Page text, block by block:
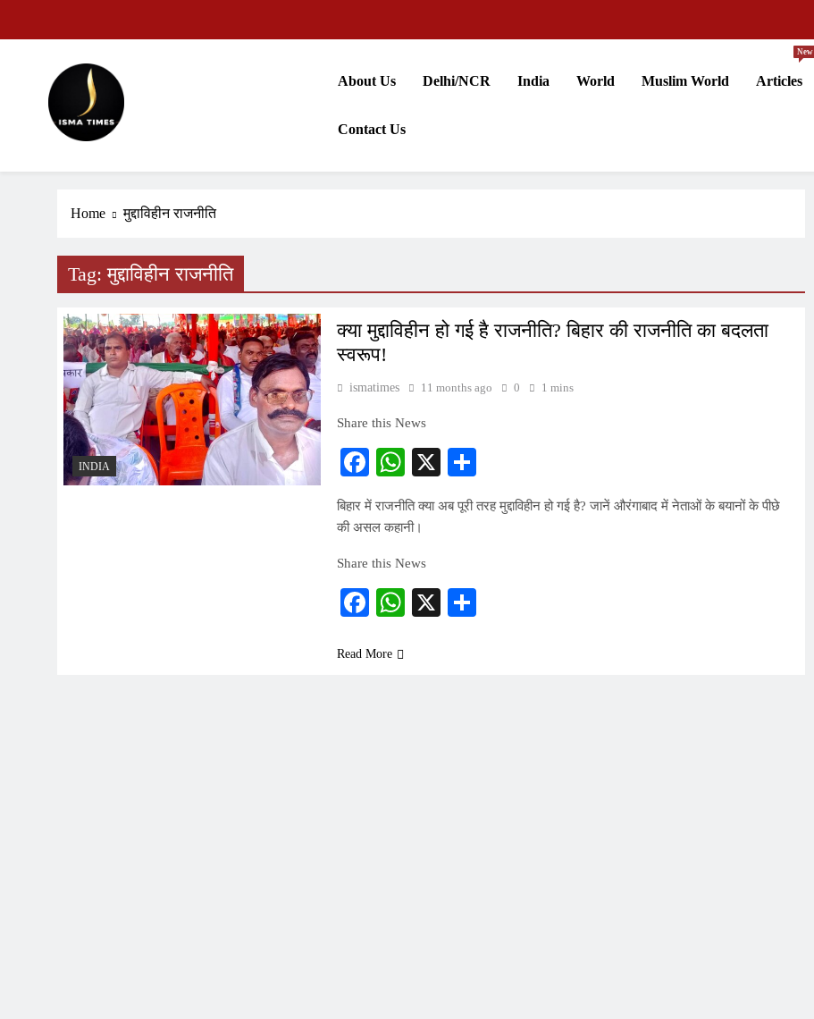
ISMA TIMES NEWS
About Us Delhi/NCR India World Muslim World Articles
New
Contact Us
Home मुद्दाविहीन राजनीति
Tag:मुद्दाविहीन राजनीति
INDIA
क्या मुद्दाविहीन हो गई है राजनीति? बिहार की राजनीति का बदलता
स्वरूप!
ismatimes 11 months ago 0 1 mins
Share this News
Facebook
WhatsApp
X
बिहार में राजनीति क्या अब पूरी तरह मुद्दाविहीन हो गई है? जानें औरंगाबाद में नेताओं के बयानों के पीछे
की असल कहानी।
Share this News
Facebook
WhatsApp
X
Read More